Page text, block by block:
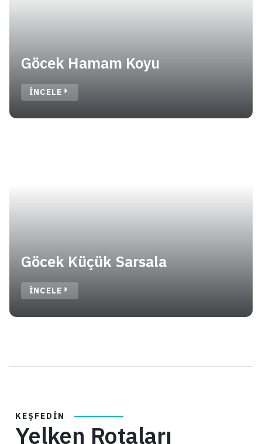
Göcek Hamam Koyu
İNCELE
Göcek Küçük Sarsala
İNCELE
KEŞFEDIN
Yelken Rotaları